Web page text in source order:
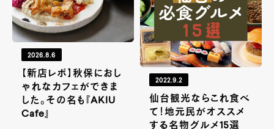
2026.8.6
【新店レポ】秋保におし
ゃれなカフェができま
した。その名も『AKIU
Cafe』
2022.9.2
仙台観光ならこれ食べ
て！地元民がオススメ
する名物グルメ15選